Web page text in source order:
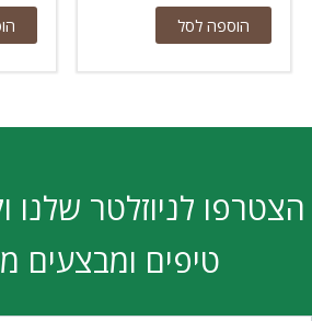
הוספה לסל
הצטרפו לניוזלטר שלנו
טיפים ומבצעים